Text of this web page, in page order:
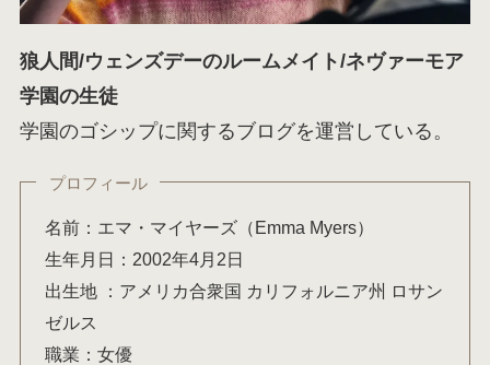
狼人間/ウェンズデーのルームメイト/ネヴァーモア
学園の生徒
学園のゴシップに関するブログを運営している。
プロフィール
名前：エマ・マイヤーズ（Emma Myers）
生年月日：2002年4月2日
出生地 ：アメリカ合衆国 カリフォルニア州 ロサン
ゼルス
職業：女優